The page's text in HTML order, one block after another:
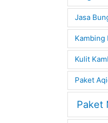
Jasa
Kambing
Kulit
Paket
Paket